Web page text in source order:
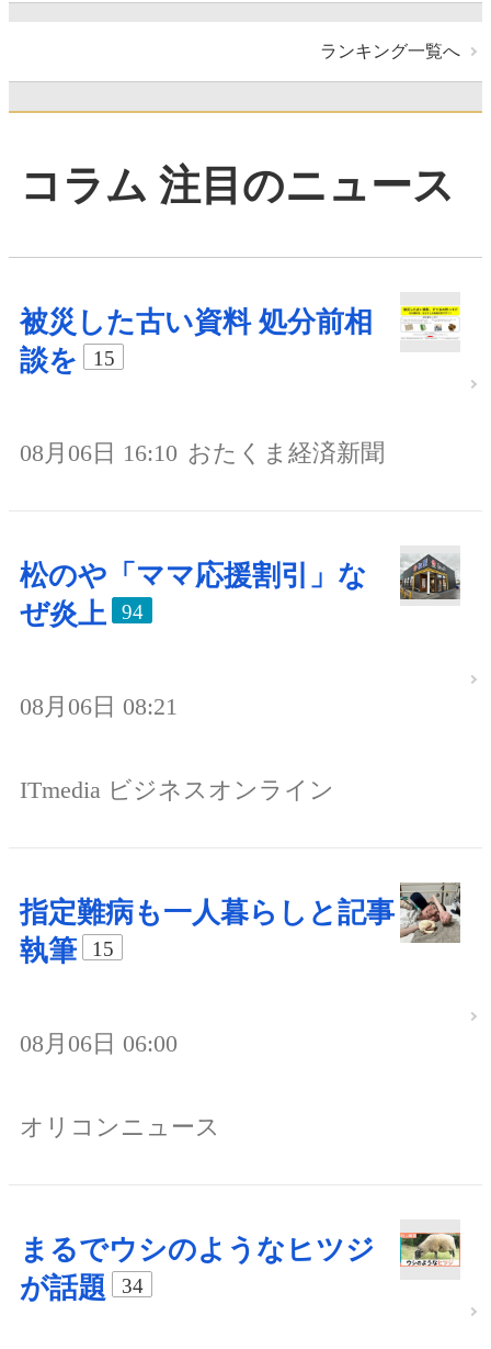
ランキング一覧へ
コラム 注目のニュース
被災した古い資料 処分前相
談を
15
08月06日 16:10 おたくま経済新聞
松のや「ママ応援割引」な
ぜ炎上
94
08月06日 08:21
ITmedia ビジネスオンライン
指定難病も一人暮らしと記事
執筆
15
08月06日 06:00
オリコンニュース
まるでウシのようなヒツジ
が話題
34